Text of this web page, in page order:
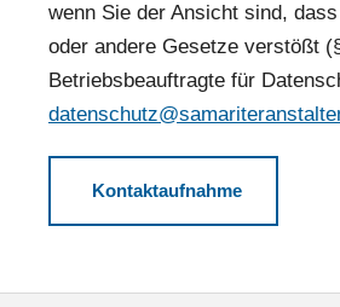
wenn Sie der Ansicht sind,
oder andere Gesetze verstößt
Betriebsbeauftragte für
Kontaktaufnahme